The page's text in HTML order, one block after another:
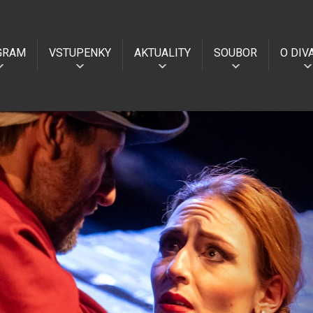
VSTUPENKY AKTUALITY SOUBOR O